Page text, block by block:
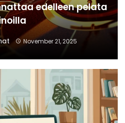
edelleen pelata
November 21, 2025